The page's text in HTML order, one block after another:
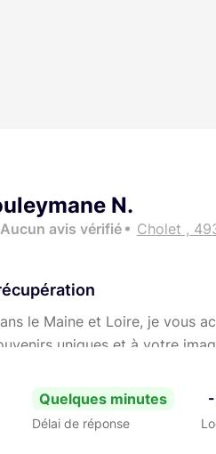
N.
Aucun avis vérifié Cholet ,
le Maine et Loire, je vous
uniques et à votre
Quelques minutes
Délai de réponse